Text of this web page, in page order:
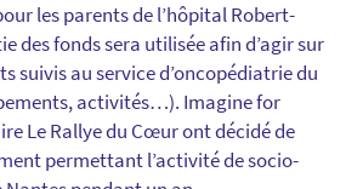
les parents de l’hôpital Robert-
des fonds sera utilisée afin d’agir sur
suivis au service d’oncopédiatrie du
activités…). Imagine for
Le Rallye du Cœur ont décidé de
permettant l’activité desocio-